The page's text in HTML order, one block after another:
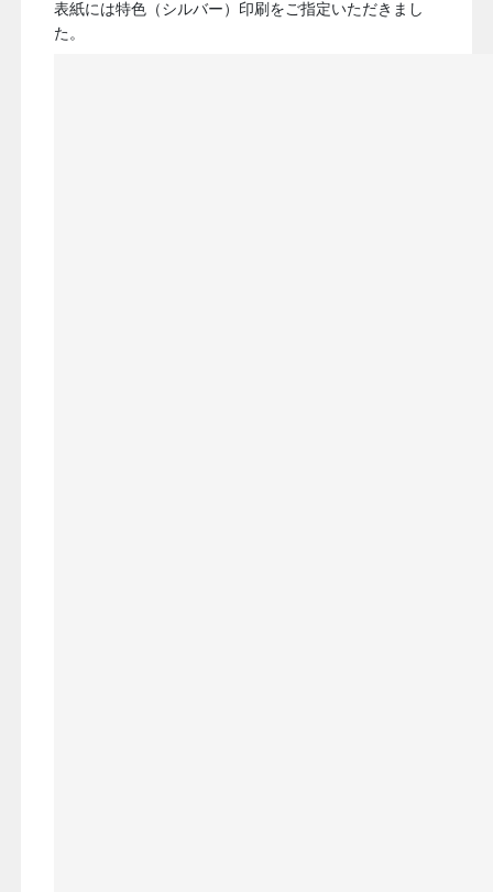
表紙には特色（シルバー）印刷をご指定いただきまし
た。